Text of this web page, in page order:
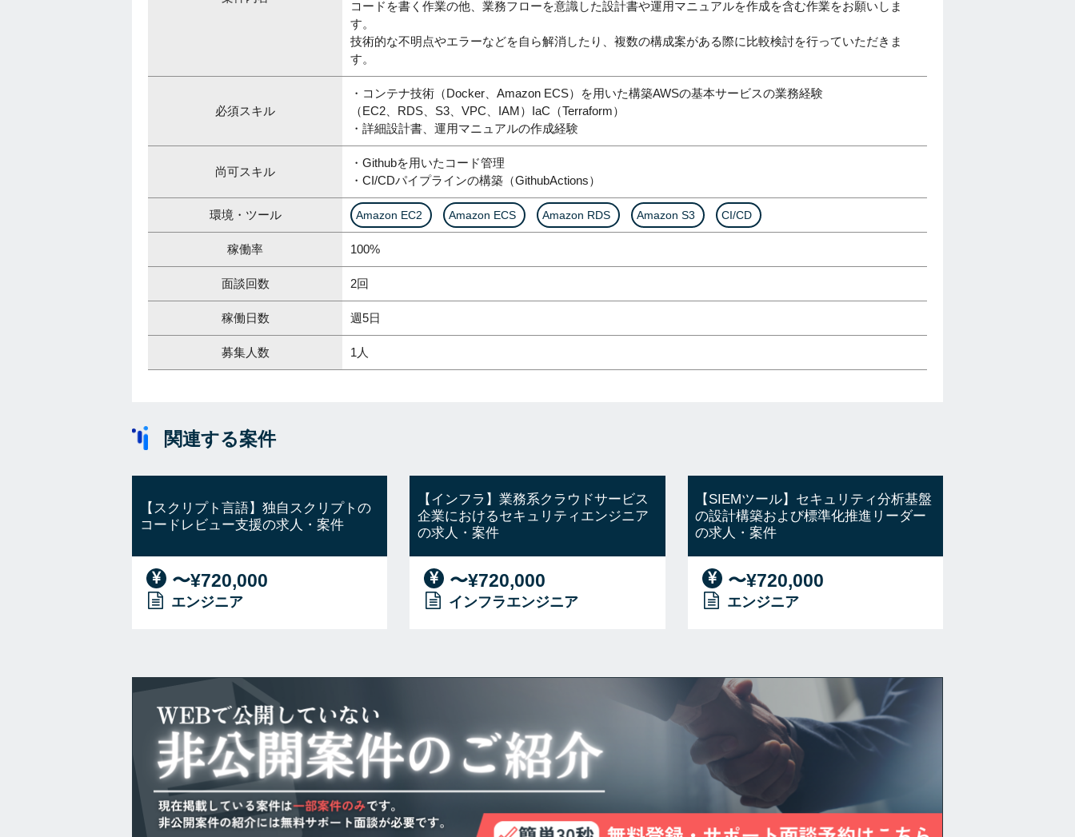
コードを書く作業の他、業務フローを意識した設計書や運用マニュアルを作成を含む作業をお願いしま
す。
技術的な不明点やエラーなどを自ら解消したり、複数の構成案がある際に比較検討を行っていただきま
す。
必須スキル
・コンテナ技術（Docker、Amazon ECS）を用いた構築AWSの基本サービスの業務経験
（EC2、RDS、S3、VPC、IAM）IaC（Terraform）
・詳細設計書、運用マニュアルの作成経験
尚可スキル
・Githubを用いたコード管理
・CI/CDパイプラインの構築（GithubActions）
環境・ツール Amazon EC2 Amazon ECS Amazon RDS Amazon S3 CI/CD
稼働率 100%
面談回数 2回
稼働日数 週5日
募集人数 1人
関連する案件
【スクリプト言語】独自スクリプトの
コードレビュー支援の求人・案件
〜¥720,000
エンジニア
【インフラ】業務系クラウドサービス
企業におけるセキュリティエンジニア
の求人・案件
〜¥720,000
インフラエンジニア
【SIEMツール】セキュリティ分析基盤
の設計構築および標準化推進リーダー
の求人・案件
〜¥720,000
エンジニア